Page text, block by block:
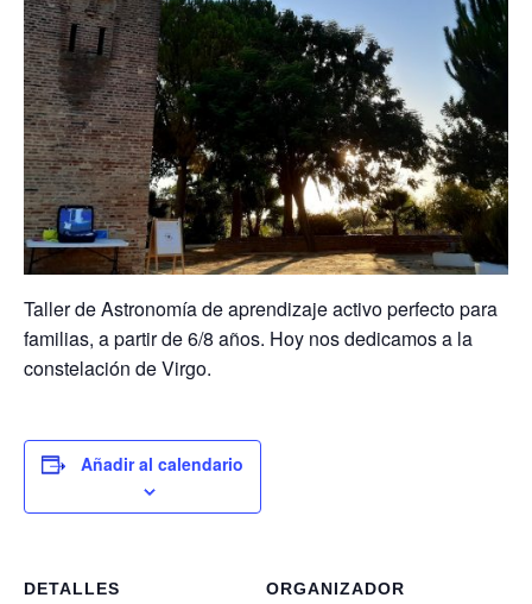
Taller de Astronomía de aprendizaje activo perfecto para
familias, a partir de 6/8 años. Hoy nos dedicamos a la
constelación de Virgo.
Añadir al calendario
DETALLES ORGANIZADOR